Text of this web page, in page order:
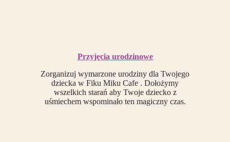
Przyjęcia urodzinowe
Zorganizuj wymarzone urodziny dla Twojego
dziecka w Fiku Miku Cafe . Dołożymy
wszelkich starań aby Twoje dziecko z
uśmiechem wspominało ten magiczny czas.